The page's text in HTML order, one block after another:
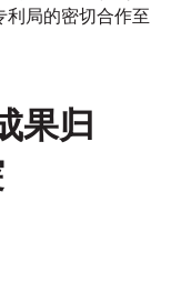
利局的密切合作至
果归